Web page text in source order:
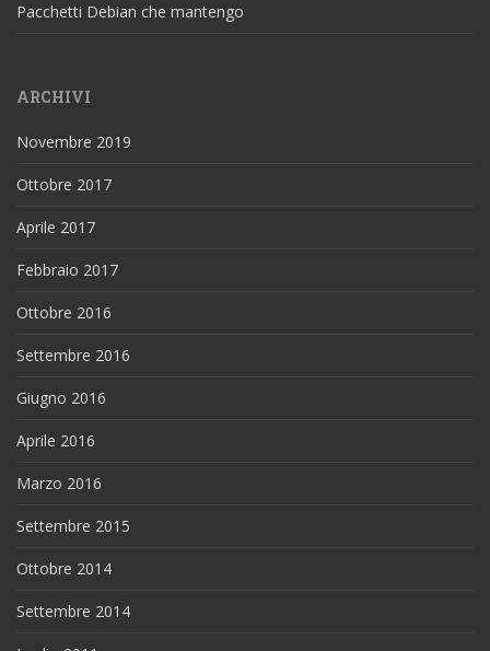
Pacchetti Debian che mantengo
ARCHIVI
Novembre 2019
Ottobre 2017
Aprile 2017
Febbraio 2017
Ottobre 2016
Settembre 2016
Giugno 2016
Aprile 2016
Marzo 2016
Settembre 2015
Ottobre 2014
Settembre 2014